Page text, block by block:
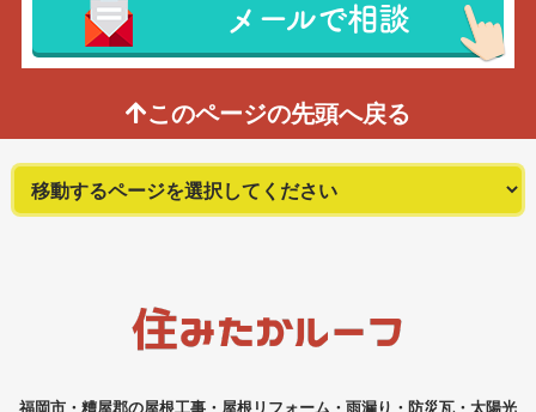
メールで相談
このページの先頭へ戻る
福岡市・糟屋郡の屋根工事・屋根リフォーム・雨漏り・防災瓦・太陽光